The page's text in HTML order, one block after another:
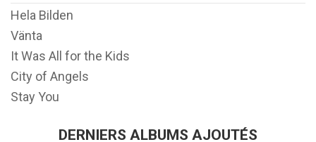
Hela Bilden
Vänta
It Was All for the Kids
City of Angels
Stay You
DERNIERS ALBUMS AJOUTÉS